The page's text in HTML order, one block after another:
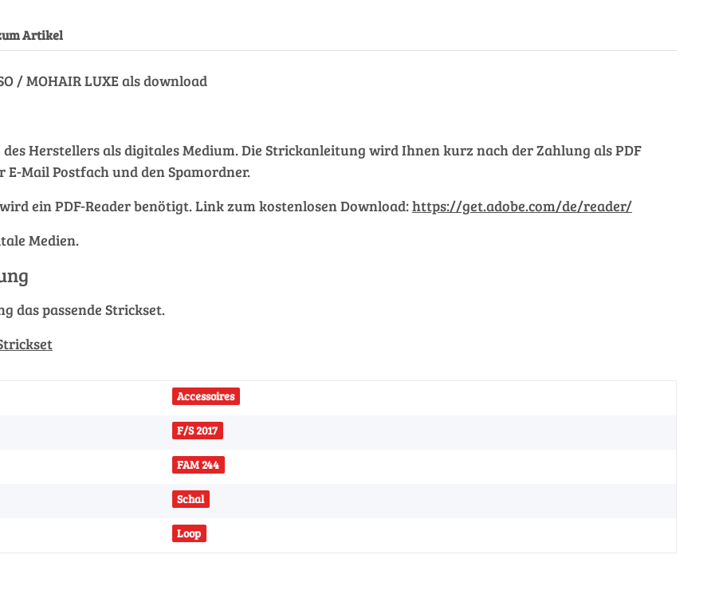
Artikel
/ MOHAIR LUXE als download
Herstellers als digitales Medium. Die Strickanleitung wird Ihnen kurz nach der Zahlung als PDF
Mail Postfach und den Spamordner.
ein PDF-Reader benötigt. Link zum kostenlosen Download:https://get.adobe.com/de/reader/
Medien.
das passende Strickset.
Accessoires
F/S 2017
FAM 244
Schal
Loop